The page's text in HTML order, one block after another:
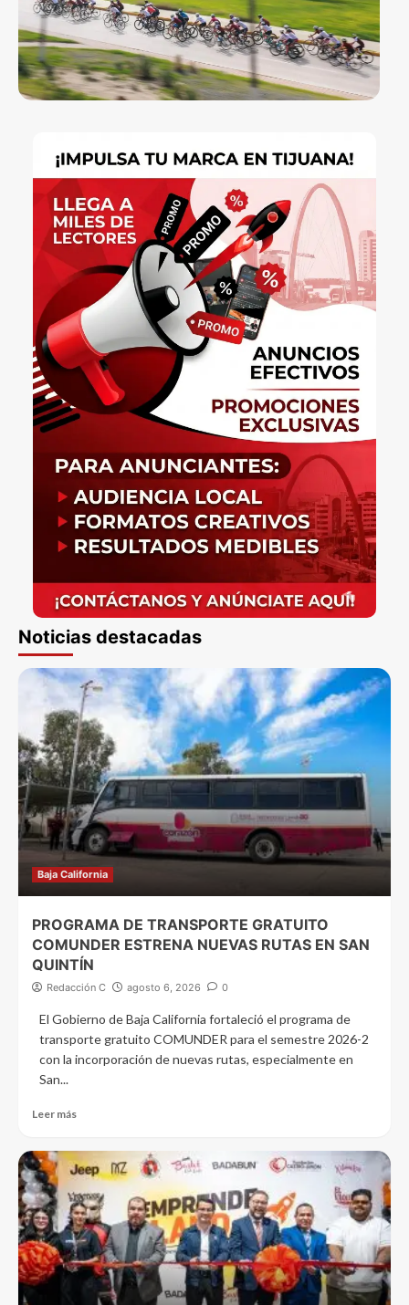
Noticias destacadas
Baja California
PROGRAMA DE TRANSPORTE GRATUITO
COMUNDER ESTRENA NUEVAS RUTAS EN SAN
QUINTÍN
Redacción C agosto 6, 2026 0
El Gobierno de Baja California fortaleció el programa de
transporte gratuito COMUNDER para el semestre 2026-2
con la incorporación de nuevas rutas, especialmente en
San...
Leer más